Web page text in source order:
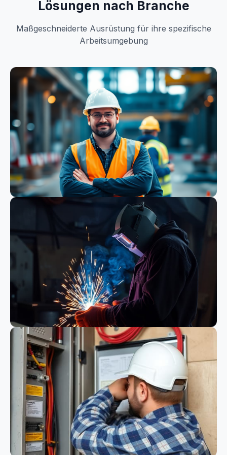
Lösungen nach Branche
Maßgeschneiderte Ausrüstung für ihre spezifische
Arbeitsumgebung
Bauwesen
Schweißen